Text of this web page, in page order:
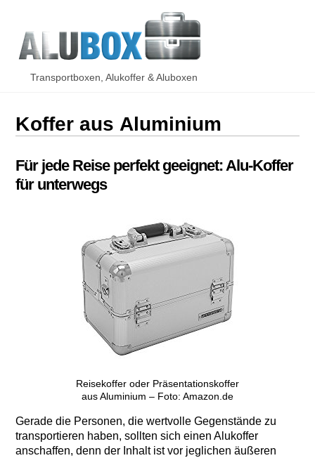
content
Transportboxen, Alukoffer & Aluboxen
Koffer aus Aluminium
Für jede Reise perfekt geeignet: Alu-Koffer
für unterwegs
Reisekoffer oder Präsentationskoffer
aus Aluminium – Foto: Amazon.de
Gerade die Personen, die wertvolle Gegenstände zu
transportieren haben, sollten sich einen Alukoffer
anschaffen, denn der Inhalt ist vor jeglichen äußeren